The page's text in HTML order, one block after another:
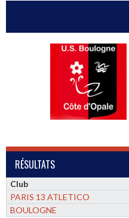
RÉSULTATS
Club
PARIS 13 ATLETICO
BOULOGNE